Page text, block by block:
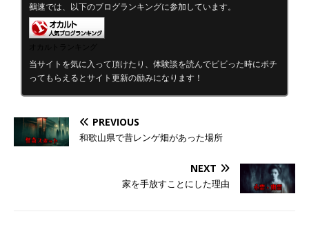
鵺速では、以下のブログランキングに参加しています。
当サイトを気に入って頂けたり、体験談を読んでビビった時にポチ
ってもらえるとサイト更新の励みになります！
PREVIOUS
和歌山県で昔レンゲ畑があった場所
NEXT
家を手放すことにした理由